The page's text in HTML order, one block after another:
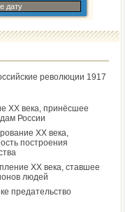
дату
революции 1917
ХХ века, принёсшее
России
ХХ века,
построения
ХХ века, ставшее
людей
предательство